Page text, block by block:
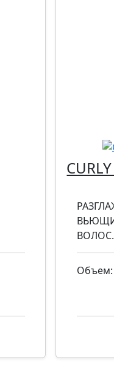
ВОЛОС.
Объем: